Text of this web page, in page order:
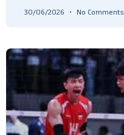
30/06/2026 No Comments